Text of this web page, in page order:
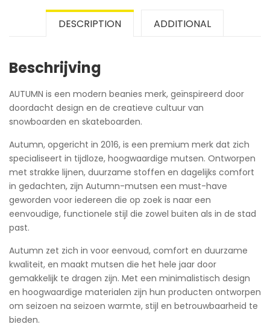
DESCRIPTION ADDITIONAL
Beschrijving
AUTUMN is een modern beanies merk, geïnspireerd door
doordacht design en de creatieve cultuur van
snowboarden en skateboarden.
Autumn, opgericht in 2016, is een premium merk dat zich
specialiseert in tijdloze, hoogwaardige mutsen. Ontworpen
met strakke lijnen, duurzame stoffen en dagelijks comfort
in gedachten, zijn Autumn-mutsen een must-have
geworden voor iedereen die op zoek is naar een
eenvoudige, functionele stijl die zowel buiten als in de stad
past.
Autumn zet zich in voor eenvoud, comfort en duurzame
kwaliteit, en maakt mutsen die het hele jaar door
gemakkelijk te dragen zijn. Met een minimalistisch design
en hoogwaardige materialen zijn hun producten ontworpen
om seizoen na seizoen warmte, stijl en betrouwbaarheid te
bieden.